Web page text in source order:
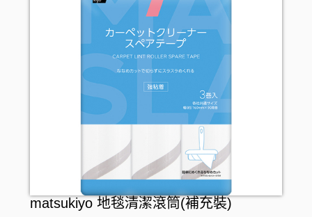
matsukiyo 地毯清潔滾筒(補充裝)